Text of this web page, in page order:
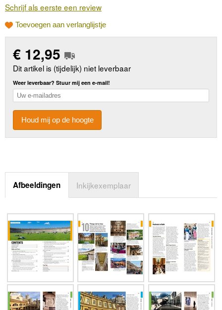
Schrijf als eerste een review
Toevoegen aan verlanglijstje
€ 12,95
Dit artikel is (tijdelijk) niet leverbaar
Weer leverbaar? Stuur mij een e-mail!
Houd mij op de hoogte
Afbeeldingen Inkijkexemplaar